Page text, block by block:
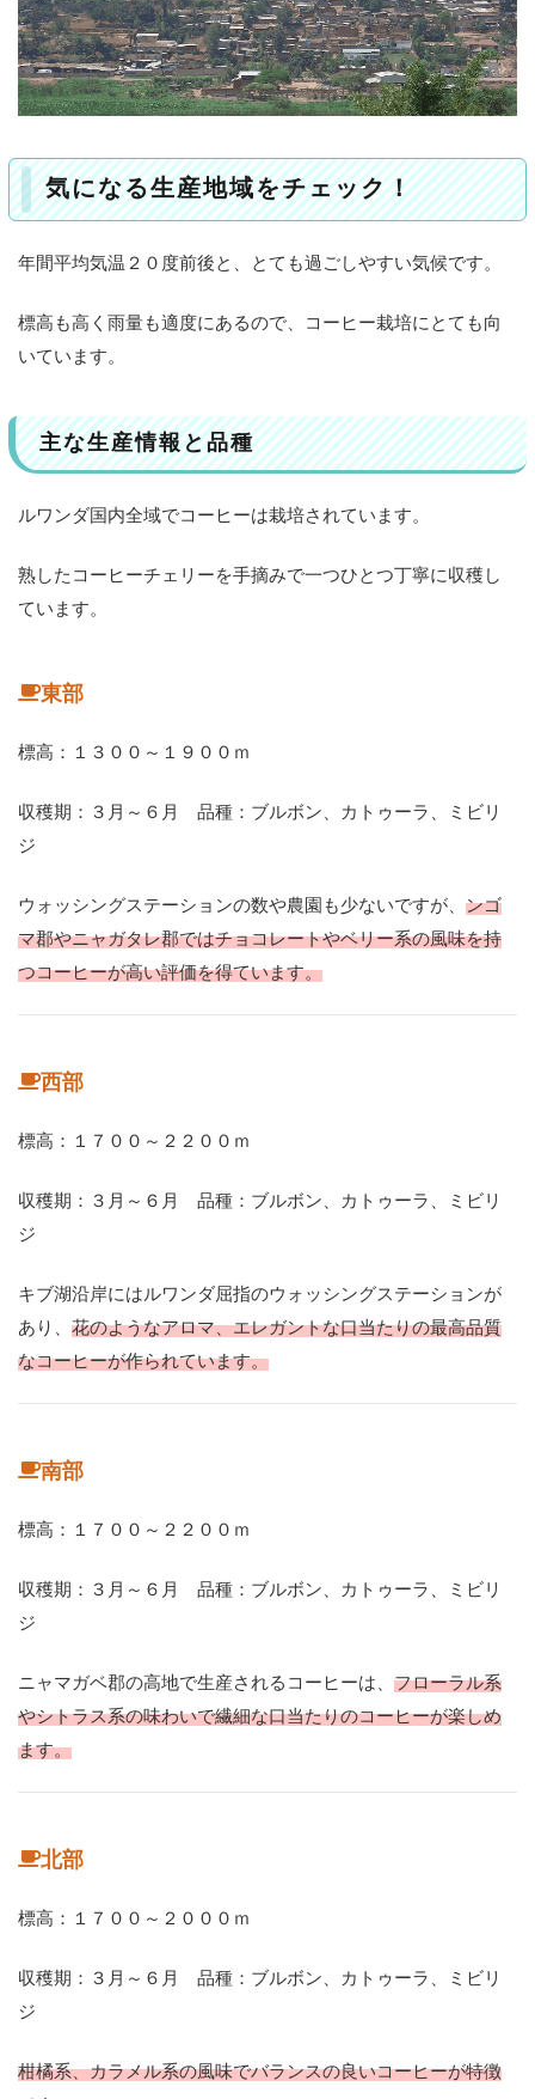
気になる生産地域をチェック！
年間平均気温２０度前後と、とても過ごしやすい気候です。
標高も高く雨量も適度にあるので、コーヒー栽培にとても向
いています。
主な生産情報と品種
ルワンダ国内全域でコーヒーは栽培されています。
熟したコーヒーチェリーを手摘みで一つひとつ丁寧に収穫し
ています。
東部
標高：１３００～１９００ｍ
収穫期：３月～６月 品種：ブルボン、カトゥーラ、ミビリ
ジ
ウォッシングステーションの数や農園も少ないですが、 ンゴ
マ郡やニャガタレ郡ではチョコレートやベリー系の風味を持
つコーヒーが高い評価を得ています。
西部
標高：１７００～２２００ｍ
収穫期：３月～６月 品種：ブルボン、カトゥーラ、ミビリ
ジ
キブ湖沿岸にはルワンダ屈指のウォッシングステーションが
あり、 花のようなアロマ、エレガントな口当たりの最高品質
なコーヒーが作られています。
南部
標高：１７００～２２００ｍ
収穫期：３月～６月 品種：ブルボン、カトゥーラ、ミビリ
ジ
ニャマガベ郡の高地で生産されるコーヒーは、 フローラル系
やシトラス系の味わいで繊細な口当たりのコーヒーが楽しめ
ます。
北部
標高：１７００～２０００ｍ
収穫期：３月～６月 品種：ブルボン、カトゥーラ、ミビリ
ジ
柑橘系、カラメル系の風味でバランスの良いコーヒーが特徴